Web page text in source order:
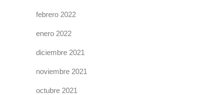
febrero 2022
enero 2022
diciembre 2021
noviembre 2021
octubre 2021